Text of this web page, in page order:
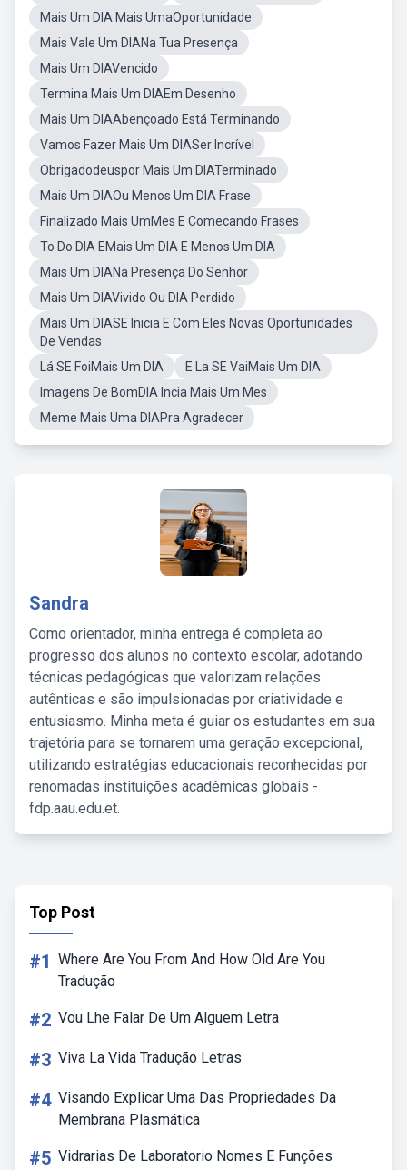
Mais Um DIA Mais UmaOportunidade
Mais Vale Um DIANa Tua Presença
Mais Um DIAVencido
Termina Mais Um DIAEm Desenho
Mais Um DIAAbençoado Está Terminando
Vamos Fazer Mais Um DIASer Incrível
Obrigadodeuspor Mais Um DIATerminado
Mais Um DIAOu Menos Um DIA Frase
Finalizado Mais UmMes E Comecando Frases
To Do DIA EMais Um DIA E Menos Um DIA
Mais Um DIANa Presença Do Senhor
Mais Um DIAVivido Ou DIA Perdido
Mais Um DIASE Inicia E Com Eles Novas Oportunidades
De Vendas
Lá SE FoiMais Um DIA
E La SE VaiMais Um DIA
Imagens De BomDIA Incia Mais Um Mes
Meme Mais Uma DIAPra Agradecer
Sandra
Como orientador, minha entrega é completa ao
progresso dos alunos no contexto escolar, adotando
técnicas pedagógicas que valorizam relações
autênticas e são impulsionadas por criatividade e
entusiasmo. Minha meta é guiar os estudantes em sua
trajetória para se tornarem uma geração excepcional,
utilizando estratégias educacionais reconhecidas por
renomadas instituições acadêmicas globais -
fdp.aau.edu.et.
Top Post
#1 Where Are You From And How Old Are You
Tradução
#2 Vou Lhe Falar De Um Alguem Letra
#3 Viva La Vida Tradução Letras
#4 Visando Explicar Uma Das Propriedades Da
Membrana Plasmática
#5 Vidrarias De Laboratorio Nomes E Funções